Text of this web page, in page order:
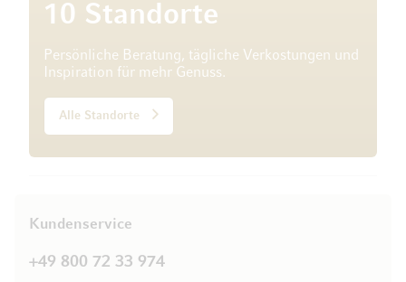
10 Standorte
Persönliche Beratung, tägliche Verkostungen und
Inspiration für mehr Genuss.
Alle Standorte
Kundenservice
+49 800 72 33 974